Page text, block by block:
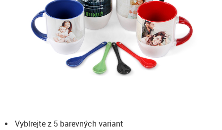
Vybírejte z 5 barevných variant